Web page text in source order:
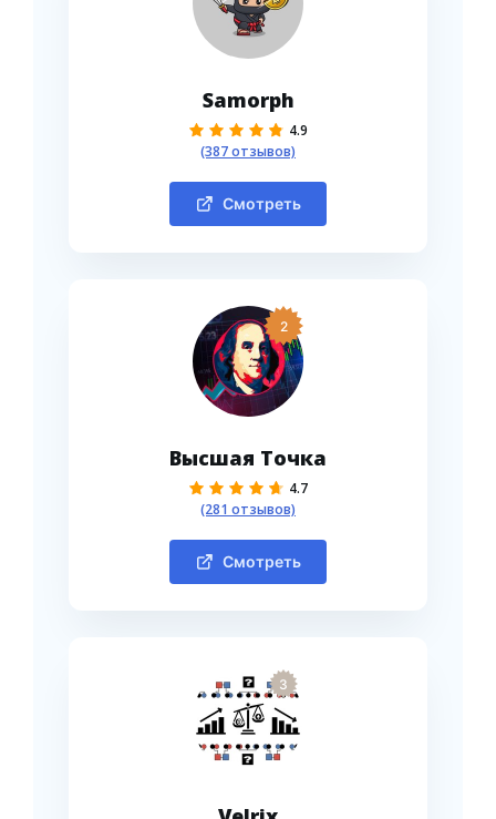
Samorph
4.9
(387 отзывов)
Смотреть
2
Высшая Точка
4.7
(281 отзывов)
Смотреть
3